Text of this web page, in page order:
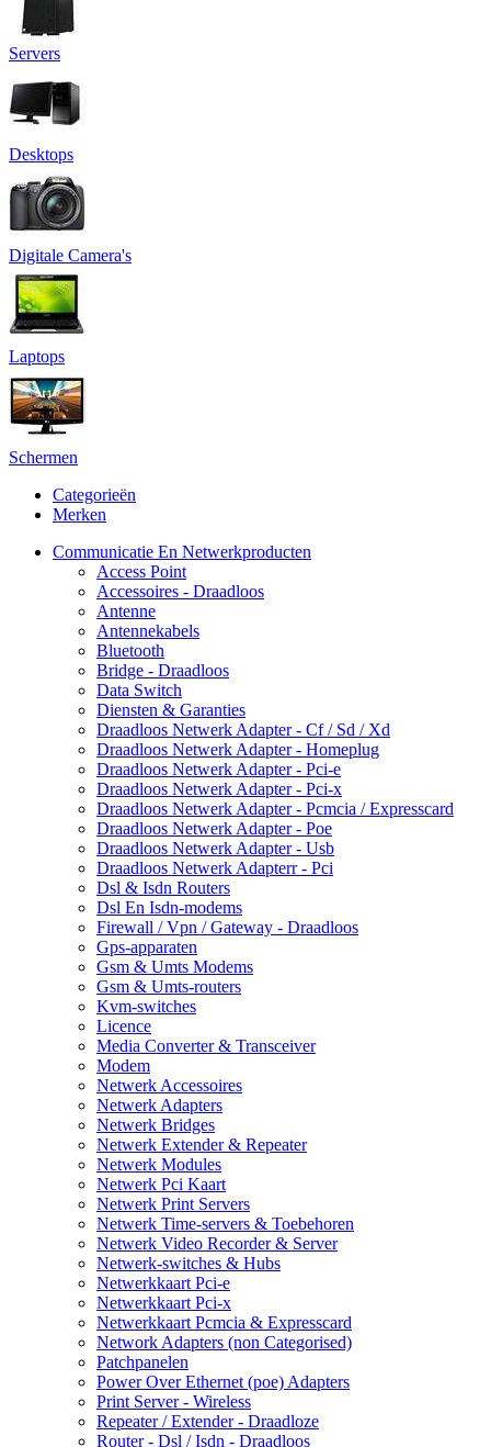
Servers
Desktops
Digitale Camera's
Laptops
Schermen
Categorieën
Merken
Communicatie En Netwerkproducten
Access Point
Accessoires - Draadloos
Antenne
Antennekabels
Bluetooth
Bridge - Draadloos
Data Switch
Diensten & Garanties
Draadloos Netwerk Adapter - Cf / Sd / Xd
Draadloos Netwerk Adapter - Homeplug
Draadloos Netwerk Adapter - Pci-e
Draadloos Netwerk Adapter - Pci-x
Draadloos Netwerk Adapter - Pcmcia / Expresscard
Draadloos Netwerk Adapter - Poe
Draadloos Netwerk Adapter - Usb
Draadloos Netwerk Adapterr - Pci
Dsl & Isdn Routers
Dsl En Isdn-modems
Firewall / Vpn / Gateway - Draadloos
Gps-apparaten
Gsm & Umts Modems
Gsm & Umts-routers
Kvm-switches
Licence
Media Converter & Transceiver
Modem
Netwerk Accessoires
Netwerk Adapters
Netwerk Bridges
Netwerk Extender & Repeater
Netwerk Modules
Netwerk Pci Kaart
Netwerk Print Servers
Netwerk Time-servers & Toebehoren
Netwerk Video Recorder & Server
Netwerk-switches & Hubs
Netwerkkaart Pci-e
Netwerkkaart Pci-x
Netwerkkaart Pcmcia & Expresscard
Network Adapters (non Categorised)
Patchpanelen
Power Over Ethernet (poe) Adapters
Print Server - Wireless
Repeater / Extender - Draadloze
Router - Dsl / Isdn - Draadloos